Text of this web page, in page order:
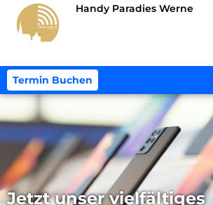
Handy Paradies Werne
Termin Buchen
Jetzt unser vielfältiges